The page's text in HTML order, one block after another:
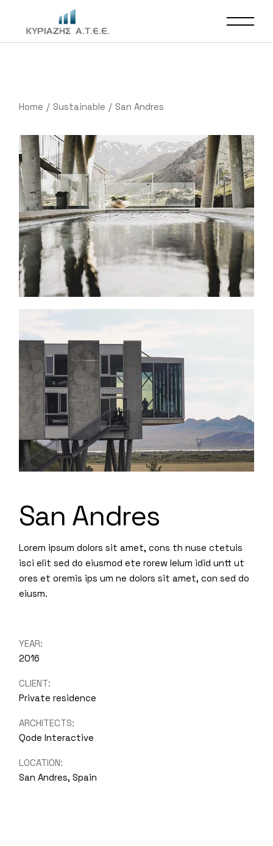
Home Sustainable San Andres
San Andres
Lorem ipsum dolors sit amet, cons th nuse ctetuis
isci elit sed do eiusmod ete rorew lelum idid untt ut
ores et oremis ips um ne dolors sit amet, con sed do
eiusm.
YEAR:
2016
CLIENT:
Private residence
ARCHITECTS:
Qode Interactive
LOCATION:
San Andres, Spain